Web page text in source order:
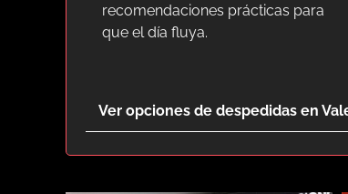
recomendaciones prácticas para
que el día fluya.
Ver opciones de despedidas en